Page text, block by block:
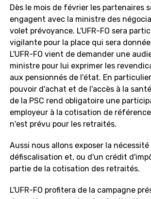
Dès le mois de février les partenaires
engagent avec la ministre des
volet prévoyance. L'UFR-FO sera
vigilante pour la place qui sera
L'UFR-FO vient de demander une
ministre pour lui exprimer les
aux pensionnés de l'état. En
pouvoir d'achat et de l'accès à la
de la PSC rend obligatoire une
employeur à la cotisation de
n'est prévu pour les retraités.
Aussi nous allons exposer la
défiscalisation et, ou d'un crédit
partie de la cotisation des retraités.
L'UFR-FO profitera de la campagne